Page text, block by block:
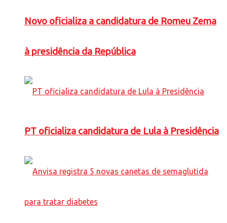
Novo oficializa a candidatura de Romeu Zema
à presidência da República
PT oficializa candidatura de Lula à Presidência